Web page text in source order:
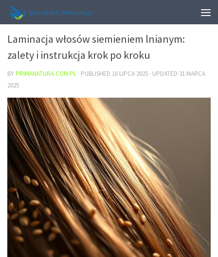
URODA
Laminacja włosów siemieniem lnianym:
zalety i instrukcja krok po kroku
BYPRIMANATURA.COM.PL · PUBLISHED 16 LIPCA 2025 · UPDATED 31 MARCA
2025